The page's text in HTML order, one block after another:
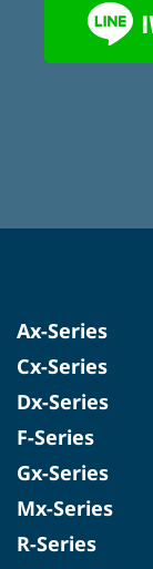
Ax-Series
Cx-Series
Dx-Series
F-Series
Gx-Series
Mx-Series
R-Series